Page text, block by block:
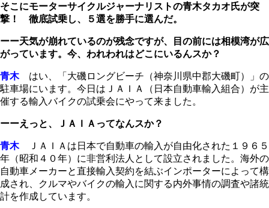
そこにモーターサイクルジャーナリストの青木タカオ氏が突
撃！ 徹底試乗し、５選を勝手に選んだ。
ーー天気が崩れているのが残念ですが、目の前には相模湾が広
がっています。今、われわれはどこにいるんスか？
青木はい、「大磯ロングビーチ（神奈川県中郡大磯町）」の
駐車場にいます。今日はＪＡＩＡ（日本自動車輸入組合）が主
催する輸入バイクの試乗会にやって来ました。
ーーえっと、ＪＡＩＡってなんスか？
青木ＪＡＩＡは日本で自動車の輸入が自由化された１９６５
年（昭和４０年）に非営利法人として設立されました。海外の
自動車メーカーと直接輸入契約を結ぶインポーターによって構
成され、クルマやバイクの輸入に関する内外事情の調査や諸統
計を作成しています。